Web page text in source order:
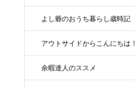
よし爺のおうち暮らし歳時記
アウトサイドからこんにちは！
余暇達人のススメ